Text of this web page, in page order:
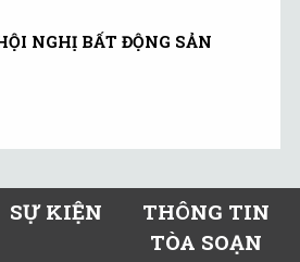
NGHỊ BẤT ĐỘNG SẢN
SỰ KIỆN
THÔNG TIN
TÒA SOẠN